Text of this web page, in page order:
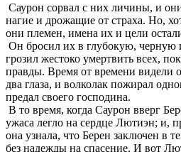
Саурон сорвал с них личины, и
нагие и дрожащие от страха. Но,
они племен, имена их и цели
Он бросил их в глубокую, черную
грозил жестоко умертвить всех,
правды. Время от времени видели
два глаза, и волколак пожирал
предал своего господина.
В то время, когда Саурон вверг
ужаса легло на сердце Лютиэн; и,
она узнала, что Берен заключен в
без надежды на спасение. И вот